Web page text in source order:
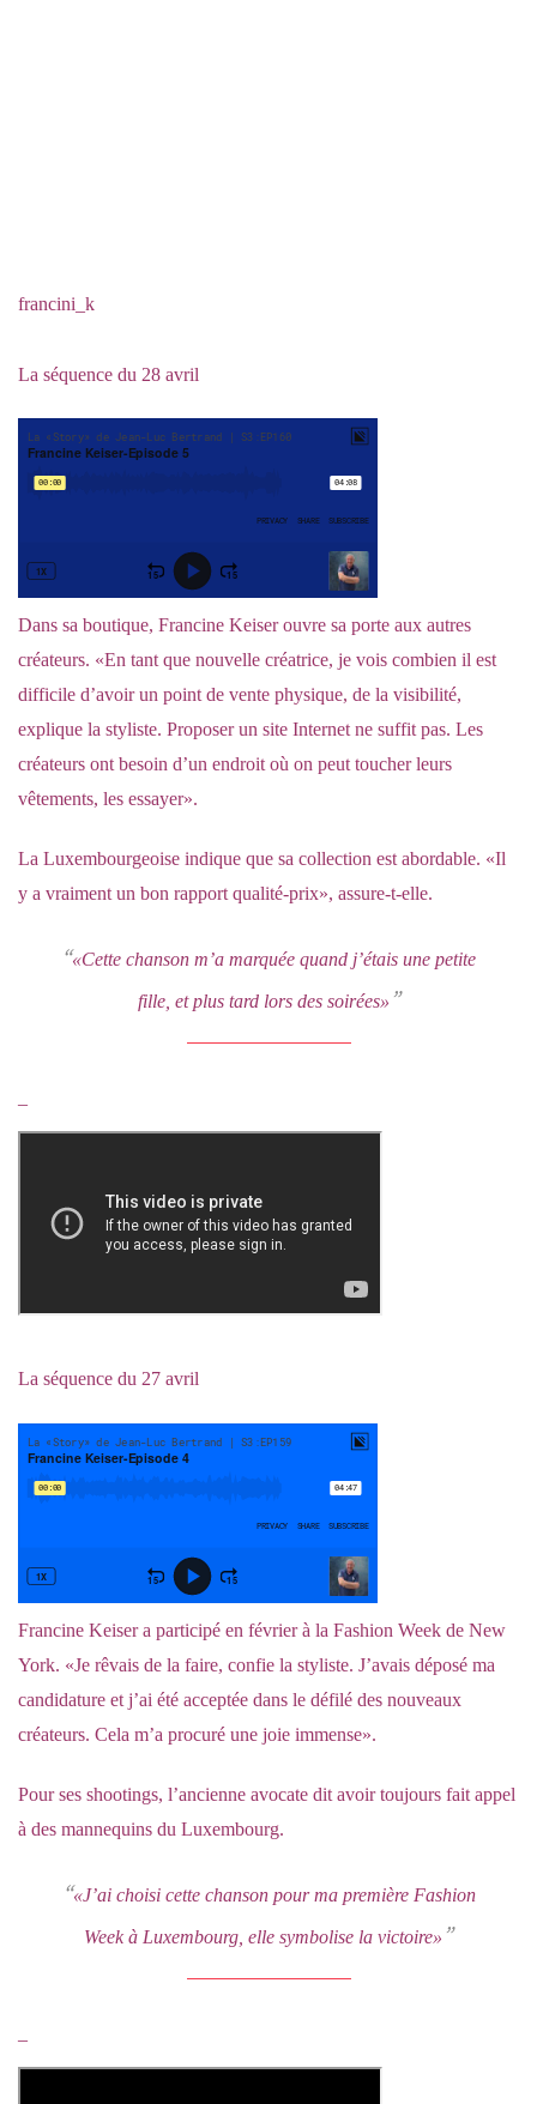
francini_k
La séquence du 28 avril
Dans sa boutique, Francine Keiser ouvre sa porte aux autres
créateurs. «En tant que nouvelle créatrice, je vois combien il est
difficile d’avoir un point de vente physique, de la visibilité,
explique la styliste. Proposer un site Internet ne suffit pas. Les
créateurs ont besoin d’un endroit où on peut toucher leurs
vêtements, les essayer».
La Luxembourgeoise indique que sa collection est abordable. «Il
y a vraiment un bon rapport qualité-prix», assure-t-elle.
«Cette chanson m’a marquée quand j’étais une petite
fille, et plus tard lors des soirées»
La séquence du 27 avril
Francine Keiser a participé en février à la Fashion Week de New
York. «Je rêvais de la faire, confie la styliste. J’avais déposé ma
candidature et j’ai été acceptée dans le défilé des nouveaux
créateurs. Cela m’a procuré une joie immense».
Pour ses shootings, l’ancienne avocate dit avoir toujours fait appel
à des mannequins du Luxembourg.
«J’ai choisi cette chanson pour ma première Fashion
Week à Luxembourg, elle symbolise la victoire»